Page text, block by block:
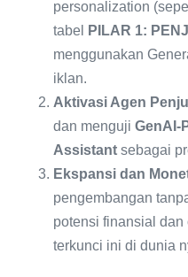
personalization
tabel
PILAR 1:
menggunakan
iklan.
Aktivasi Agen
dan menguji GenAI-
Assistant sebagai
Ekspansi dan
pengembangan
potensi finansial dan
terkunci ini di dunia